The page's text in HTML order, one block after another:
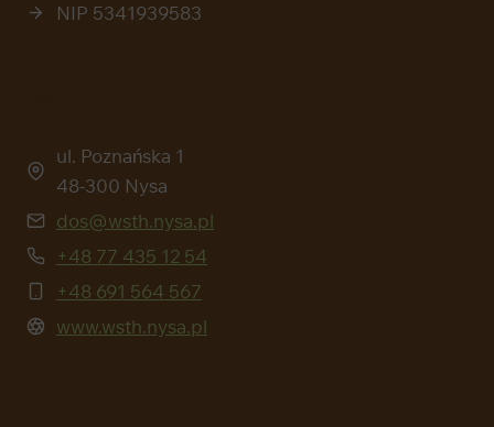
NIP 5341939583
ul. Poznańska 1
48-300 Nysa
dos@wsth.nysa.pl
+48 77 435 12 54
+48 691 564 567
www.wsth.nysa.pl